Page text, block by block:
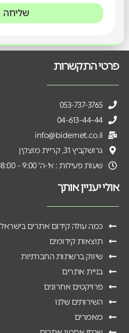
שליחה
פרטי התקשרות
053-737-3765
04-613-44-44
info@bidernet.co.il
גרושקביץ 31, קריית מוצקין
שעות פעילות : א'-ה' 9:00 - 18:00
אולי יעניין אותך
כמה עולה קידום אתרים בישראל
תוצאות קידומים
שיווק ברשתות החברתיות
בניית אתרים
פרויקטים אחרונים
השירותים שלנו
מאמרים